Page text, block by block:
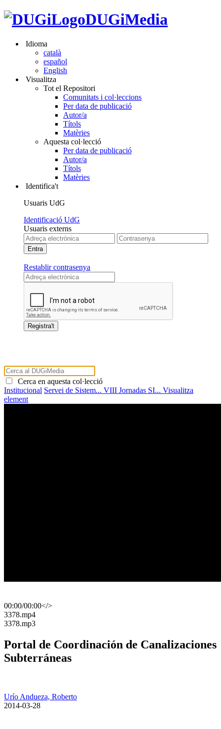
DUGiMedia
Idioma
català
español
English
Visualitza
Tot el Repositori
Comunitats i col·leccions
Per data de publicació
Autor/a
Títols
Matèries
Aquesta col·lecció
Per data de publicació
Autor/a
Títols
Matèries
Identifica't
Usuaris UdG
Identificació UdG
Usuaris externs
Restablir contrasenya
Cerca en aquesta col·lecció
Institucional Servei de Sistem... VIII Jornadas SI... Visualitza
element
00:00/00:00</>
​3378.mp4
​3378.mp3
Portal de Coordinación de Canalizaciones
Subterráneas
Urío Andueza, Roberto
​ 2014-03-28